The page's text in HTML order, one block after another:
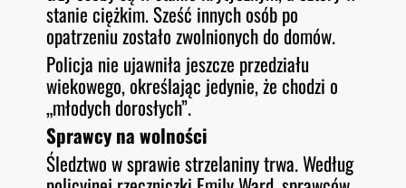
stanie ciężkim. Sześć innych osób po
opatrzeniu zostało zwolnionych do domów.
Policja nie ujawniła jeszcze przedziału
wiekowego, określając jedynie, że chodzi o
„młodych dorosłych”.
Sprawcy na wolności
Śledztwo w sprawie strzelaniny trwa. Według